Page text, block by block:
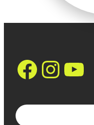
Search